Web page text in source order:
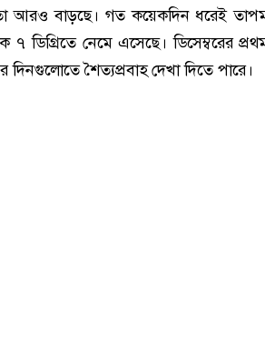
আরও বাড়ছে। গত কয়েকদিন ধরেই
নেমে এসেছে। ডিসেম্বরের
শৈত্যপ্রবাহ দেখা দিতে পারে।